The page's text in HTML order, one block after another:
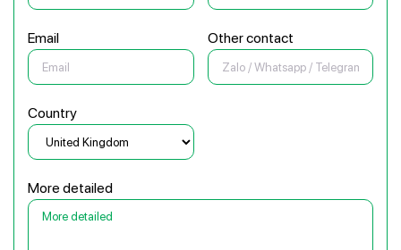
Email Other contact
Country
More detailed